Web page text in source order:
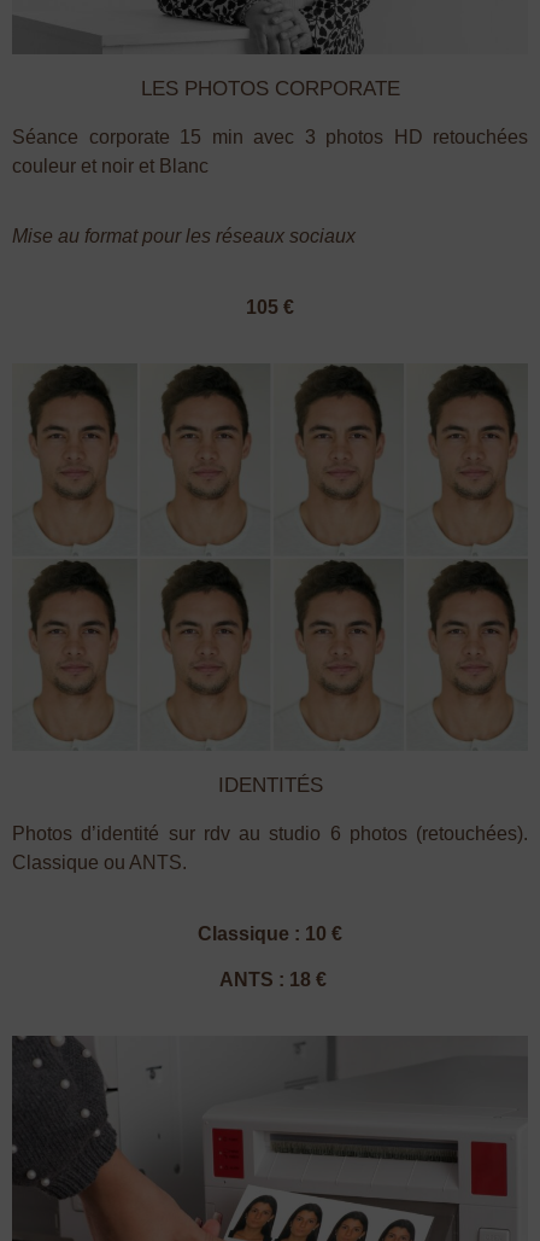
LES PHOTOS CORPORATE
Séance corporate 15 min avec 3 photos HD retouchées
couleur et noir et Blanc
Mise au format pour les réseaux sociaux
105 €
IDENTITÉS
Photos d’identité sur rdv au studio 6 photos (retouchées).
Classique ou ANTS.
Classique : 10 €
ANTS : 18 €